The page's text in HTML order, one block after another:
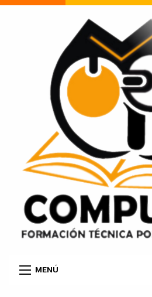
MENÚ